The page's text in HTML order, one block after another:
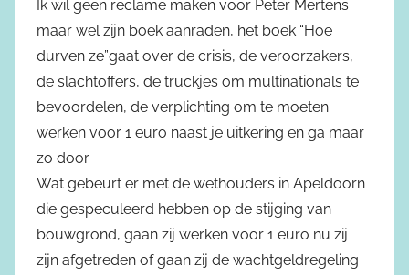
Ik wil geen reclame maken voor Peter Mertens
maar wel zijn boek aanraden, het boek “Hoe
durven ze”gaat over de crisis, de veroorzakers,
de slachtoffers, de truckjes om multinationals te
bevoordelen, de verplichting om te moeten
werken voor 1 euro naast je uitkering en ga maar
zo door.
Wat gebeurt er met de wethouders in Apeldoorn
die gespeculeerd hebben op de stijging van
bouwgrond, gaan zij werken voor 1 euro nu zij
zijn afgetreden of gaan zij de wachtgeldregeling